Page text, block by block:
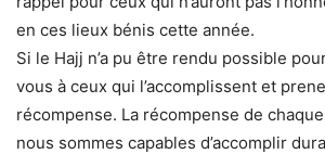
en ces lieux bénis cette année.
Si le Hajj n’a pu être rendu possible
vous à ceux qui l’accomplissent et
récompense. La récompense de
nous sommes capables d’accomplir